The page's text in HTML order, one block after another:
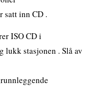
satt inn CD .
ISO CD i
lukk stasjonen . Slå av